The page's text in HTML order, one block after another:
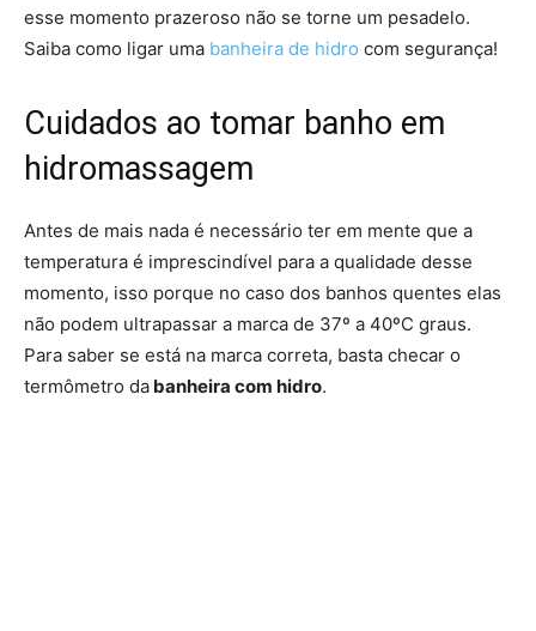
esse momento prazeroso não se torne um pesadelo.
Saiba como ligar uma banheira de hidro com segurança!
Cuidados ao tomar banho em
hidromassagem
Antes de mais nada é necessário ter em mente que a
temperatura é imprescindível para a qualidade desse
momento, isso porque no caso dos banhos quentes elas
não podem ultrapassar a marca de 37º a 40ºC graus.
Para saber se está na marca correta, basta checar o
termômetro da banheira com hidro.